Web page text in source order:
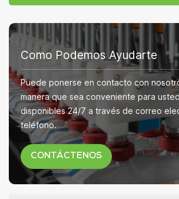
Como Podemos Ayudarte
Puede ponerse en contacto con
manera que sea conveniente para
disponibles 24/7 a través de correo
teléfono.
CONTÁCTENOS